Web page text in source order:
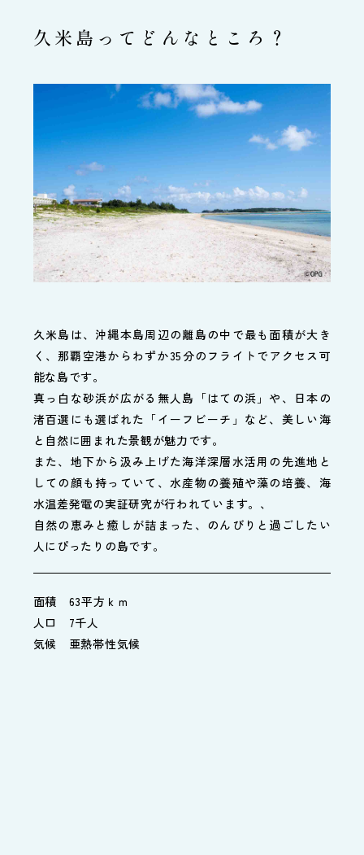
久米島ってどんなところ？
久米島は、沖縄本島周辺の離島の中で最も面積が大き
く、那覇空港からわずか35分のフライトでアクセス可
能な島です。
真っ白な砂浜が広がる無人島「はての浜」や、日本の
渚百選にも選ばれた「イーフビーチ」など、美しい海
と自然に囲まれた景観が魅力です。
また、地下から汲み上げた海洋深層水活用の先進地と
しての顔も持っていて、水産物の養殖や藻の培養、海
水温差発電の実証研究が行われています。、
自然の恵みと癒しが詰まった、のんびりと過ごしたい
人にぴったりの島です。
面積 63平方ｋｍ
人口 7千人
気候 亜熱帯性気候